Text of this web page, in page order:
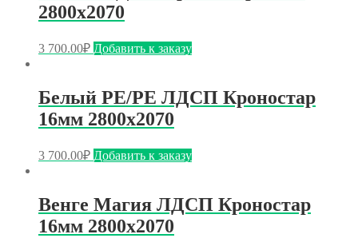
2800х2070
3 700.00₽ Добавить к заказу
Белый РE/РE ЛДСП Кроностар
16мм 2800х2070
3 700.00₽ Добавить к заказу
Венге Магия ЛДСП Кроностар
16мм 2800х2070